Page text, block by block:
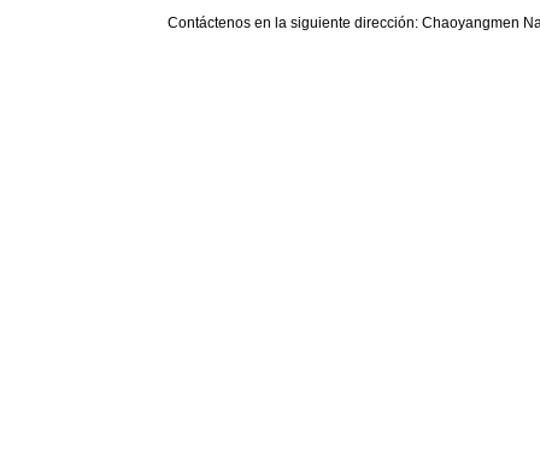
Contáctenos en la siguiente dirección: Chaoyangmen